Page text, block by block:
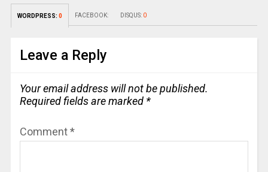
WORDPRESS: 0 FACEBOOK: DISQUS: 0
Leave a Reply
Your email address will not be published.
Required fields are marked *
Comment*